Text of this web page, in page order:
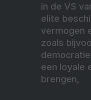
in de VS
elite
vermogen
zoals
een loyale
brengen,